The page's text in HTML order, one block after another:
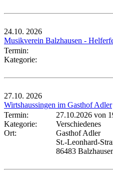
24.10. 2026
Musikverein Balzhausen -
Termin:
Kategorie:
27.10. 2026
Wirtshaussingen im Gasthof Adler
Termin:
27.10.2026 von
Kategorie:
Verschiedenes
Ort:
Gasthof Adler
St.-Leonhard-
86483